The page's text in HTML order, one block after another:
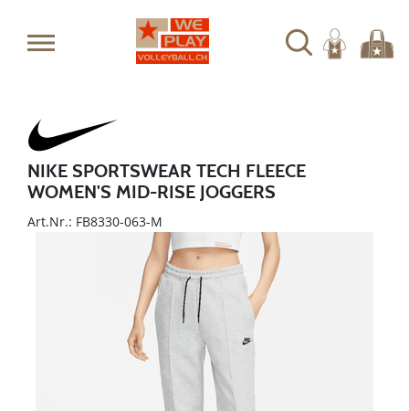
NIKE SPORTSWEAR TECH FLEECE
WOMEN'S MID-RISE JOGGERS
Art.Nr.: FB8330-063-M